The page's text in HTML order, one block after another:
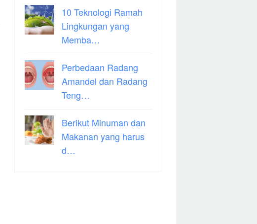
10 Teknologi Ramah
Lingkungan yang
Memba…
Perbedaan Radang
Amandel dan Radang
Teng…
Berikut Minuman dan
Makanan yang harus
d…